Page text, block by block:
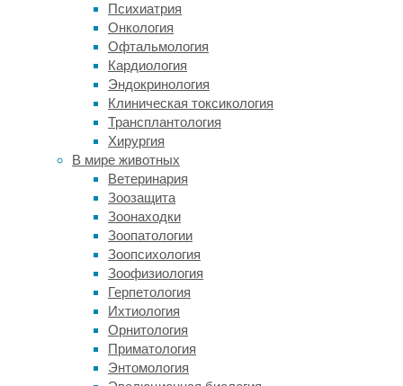
Психиатрия
Онкология
Офтальмология
Кардиология
Эндокринология
Клиническая токсикология
Трансплантология
Хирургия
В мире животных
Ветеринария
Зоозащита
Зоонаходки
Зоопатологии
Зоопсихология
Зоофизиология
Герпетология
Ихтиология
Орнитология
Приматология
Энтомология
считать
красным
типичный
цвет
изображенных
черно-
белых
фруктов
и
овощей.
помощью
анализа
подобия
представлений
(RSA)
авторы
выделили
специализированную